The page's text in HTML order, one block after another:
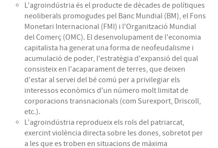
L'agroindústria és el producte de dècades de polítiques
neoliberals promogudes pel Banc Mundial (BM), el Fons
Monetari Internacional (FMI) i l'Organització Mundial
del Comerç (OMC). El desenvolupament de l'economia
capitalista ha generat una forma de neofeudalisme i
acumulació de poder, l'estratègia d'expansió del qual
consisteix en l'acaparament de terres, que deixen
d'estar al servei del bé comú per a privilegiar els
interessos econòmics d'un número molt limitat de
corporacions transnacionals (com Surexport, Driscoll,
etc.).
L'agroindústria reprodueix els rols del patriarcat,
exercint violència directa sobre les dones, sobretot per
a les que es troben en situacions de màxima